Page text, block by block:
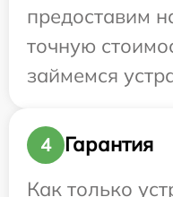
предоставим
точную
займемся
4
Гарантия
Как только